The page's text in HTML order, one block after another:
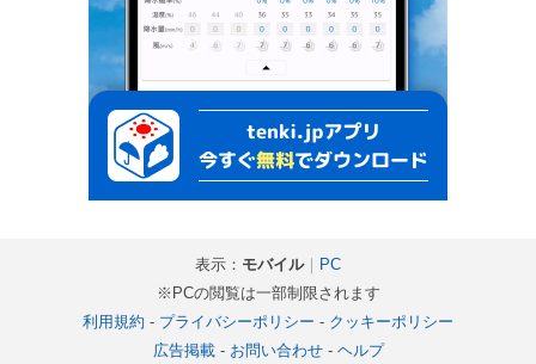
表示： モバイル｜ PC
※PCの閲覧は一部制限されます
利用規約 - プライバシーポリシー - クッキーポリシー
広告掲載- お問い合わせ- ヘルプ